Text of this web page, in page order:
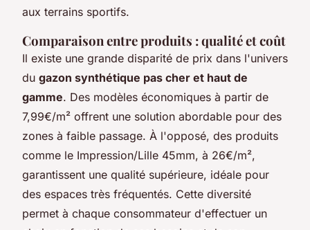
aux terrains sportifs.
Comparaison entre produits : qualité et coût
Il existe une grande disparité de prix dans l'univers
du gazon synthétique pas cher et haut de
gamme. Des modèles économiques à partir de
7,99€/m² offrent une solution abordable pour des
zones à faible passage. À l'opposé, des produits
comme le Impression/Lille 45mm, à 26€/m²,
garantissent une qualité supérieure, idéale pour
des espaces très fréquentés. Cette diversité
permet à chaque consommateur d'effectuer un